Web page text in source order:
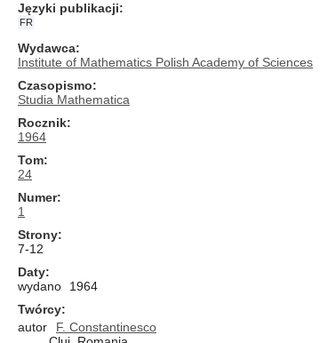
Języki publikacji
FR
Wydawca
Institute of Mathematics Polish Academy of Sciences
Czasopismo
Studia Mathematica
Rocznik
1964
Tom
24
Numer
1
Strony
7-12
Daty
wydano
1964
Twórcy
autor
F. Constantinesco